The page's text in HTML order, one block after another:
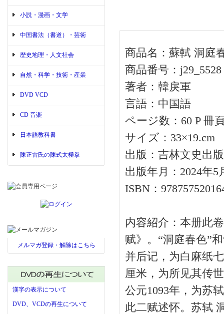
小説・漫画・文学
中国書法（書道）・芸術
歴史地理・人文社会
自然・科学・技術・産業
DVD VCD
CD 音楽
日本語教科書
陳正雷氏の陳式太極拳
メルマガ登録・解除はこちら
漢字の表示について
DVD、VCDの再生について
商品名：蘇軾 洞庭
商品番号：j29_5528
著者：韓戾軍
言語：中国語
ページ数：60 P 冊
サイズ：
出版：吉林文史出
出版年月：2024年5
ISBN：
内容紹介：本册此
赋》。“洞庭春色”
并后记，为白麻纸
厘米，为所见其传
公元1093年，为苏
此二赋述怀。苏轼